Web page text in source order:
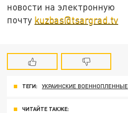
новости на электронную
почту kuzbas@tsargrad.tv
ТЕГИ: УКРАИНСКИЕ ВОЕННОПЛЕННЫЕ
ЧИТАЙТЕ ТАКЖЕ: